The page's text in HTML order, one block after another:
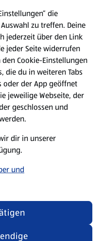
die
zu treffen. Deine
jederzeit über den Link
jeder Seite widerrufen
Cookie-Einstellungen
die du in weiteren Tabs
oder der App geöffnet
jeweilige Webseite, der
geschlossen und
dir in unserer
und